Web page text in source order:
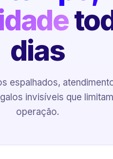
dias
espalhados,
invisíveis que
operação.